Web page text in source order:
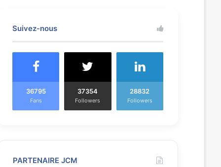
Suivez-nous
36795
Fans
37354
Followers
28832
Followers
PARTENAIRE JCM